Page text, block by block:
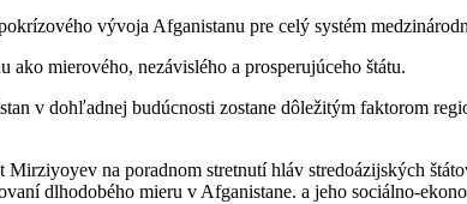
vývoja Afganistanu pre celý systém
ako mierového, nezávislého a prosperujúceho štátu.
v dohľadnej budúcnosti zostane dôležitým faktorom
Mirziyoyev na poradnom stretnutí hláv stredoázijských
dlhodobého mieru v Afganistane. a jeho sociálno-